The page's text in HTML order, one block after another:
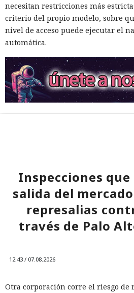
necesitan restricciones más
criterio del propio modelo, sobre
nivel de acceso puede ejecutar el
automática.
Inspecciones
salida del
represalias
través de Palo
12:43 / 07.08.2026
Otra corporación corre el riesgo